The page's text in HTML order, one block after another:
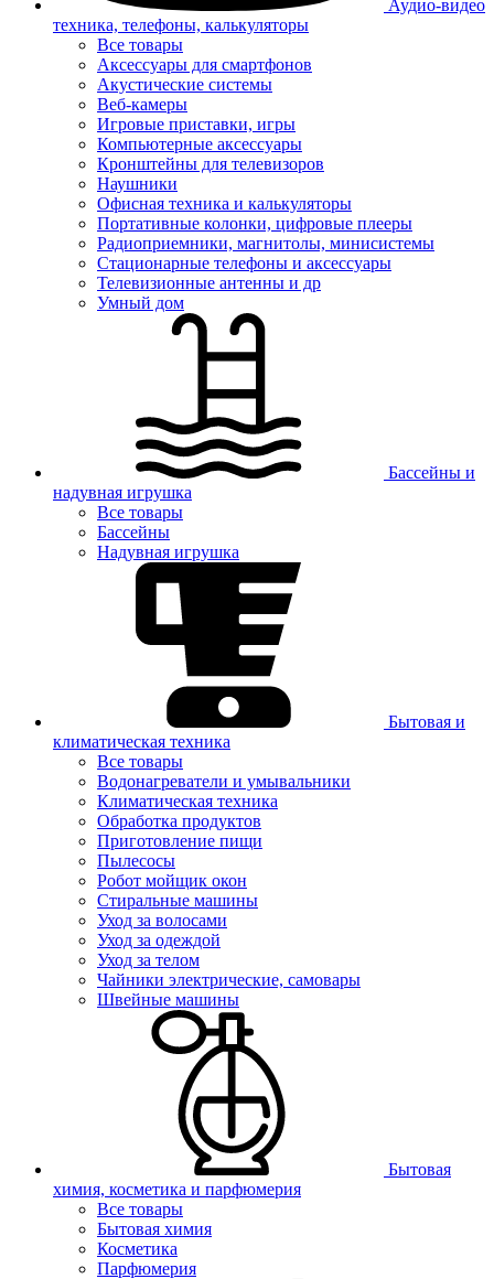
Аудио-видео
техника, телефоны, калькуляторы
Все товары
Аксессуары для смартфонов
Акустические системы
Веб-камеры
Игровые приставки, игры
Компьютерные аксессуары
Кронштейны для телевизоров
Наушники
Офисная техника и калькуляторы
Портативные колонки, цифровые плееры
Радиоприемники, магнитолы, минисистемы
Стационарные телефоны и аксессуары
Телевизионные антенны и др
Умный дом
Бассейны и
надувная игрушка
Все товары
Бассейны
Надувная игрушка
Бытовая и
климатическая техника
Все товары
Водонагреватели и умывальники
Климатическая техника
Обработка продуктов
Приготовление пищи
Пылесосы
Робот мойщик окон
Стиральные машины
Уход за волосами
Уход за одеждой
Уход за телом
Чайники электрические, самовары
Швейные машины
Бытовая
химия, косметика и парфюмерия
Все товары
Бытовая химия
Косметика
Парфюмерия